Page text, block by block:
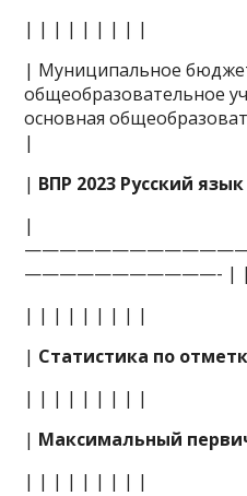
| | | | | | | | |
| Муниципальное
общеобразовательное
основная
|
| ВПР 2023 Русский язык
|
———————————- | |
| | | | | | | | |
| Статистика по
| | | | | | | | |
| Максимальный
| | | | | | | | |